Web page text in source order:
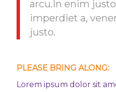
arcu.In enim
imperdiet a,
justo.
PLEASE BRING ALONG:
Lorem ipsum dolor sit